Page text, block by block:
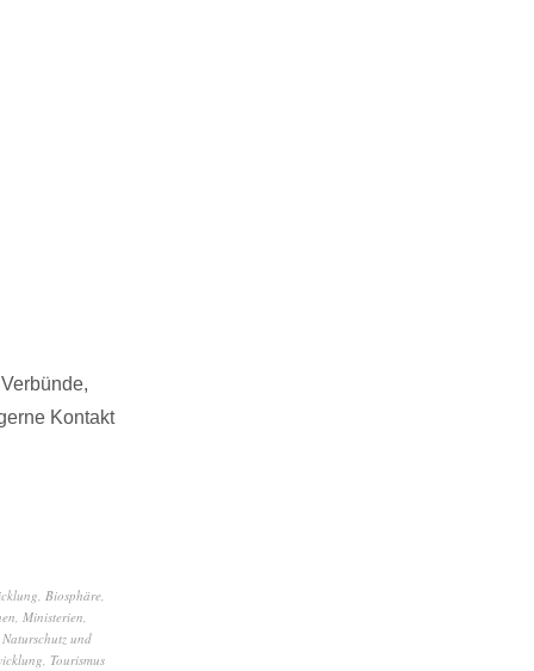
Kontakt
, Biosphäre,
, Ministerien,
Naturschutz und
, Tourismus